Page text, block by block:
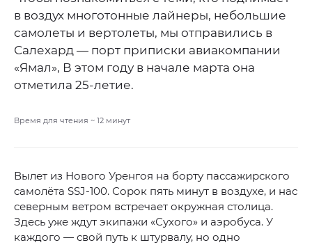
в воздух многотонные лайнеры, небольшие
самолеты и вертолеты, мы отправились в
Салехард — порт приписки авиакомпании
«Ямал», В этом году в начале марта она
отметила 25-летие.
Время для чтения ~ 12 минут
Вылет из Нового Уренгоя на борту пассажирского
самолёта SSJ-100. Сорок пять минут в воздухе, и нас
северным ветром встречает окружная столица.
Здесь уже ждут экипажи «Сухого» и аэробуса. У
каждого — свой путь к штурвалу, но одно